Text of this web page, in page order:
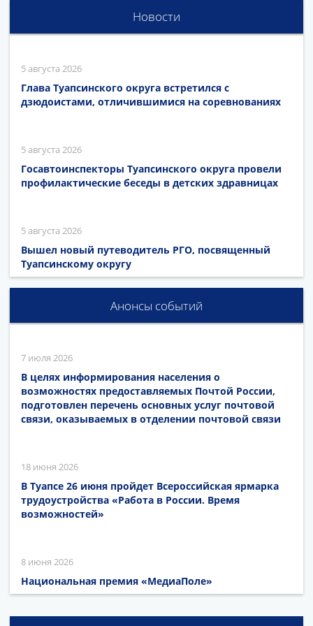
Новости
5 августа 2026
Глава Туапсинского округа встретился с
дзюдоистами, отличившимися на соревнованиях
5 августа 2026
Госавтоинспекторы Туапсинского округа провели
профилактические беседы в детских здравницах
5 августа 2026
Вышел новый путеводитель РГО, посвященный
Туапсинскому округу
Анонсы событий
7 июля 2026
В целях информирования населения о
возможностях предоставляемых Почтой России,
подготовлен перечень основных услуг почтовой
связи, оказываемых в отделении почтовой связи
18 июня 2026
В Туапсе 26 июня пройдет Всероссийская ярмарка
трудоустройства «Работа в России. Время
возможностей»
8 июня 2026
Национальная премия «МедиаПоле»